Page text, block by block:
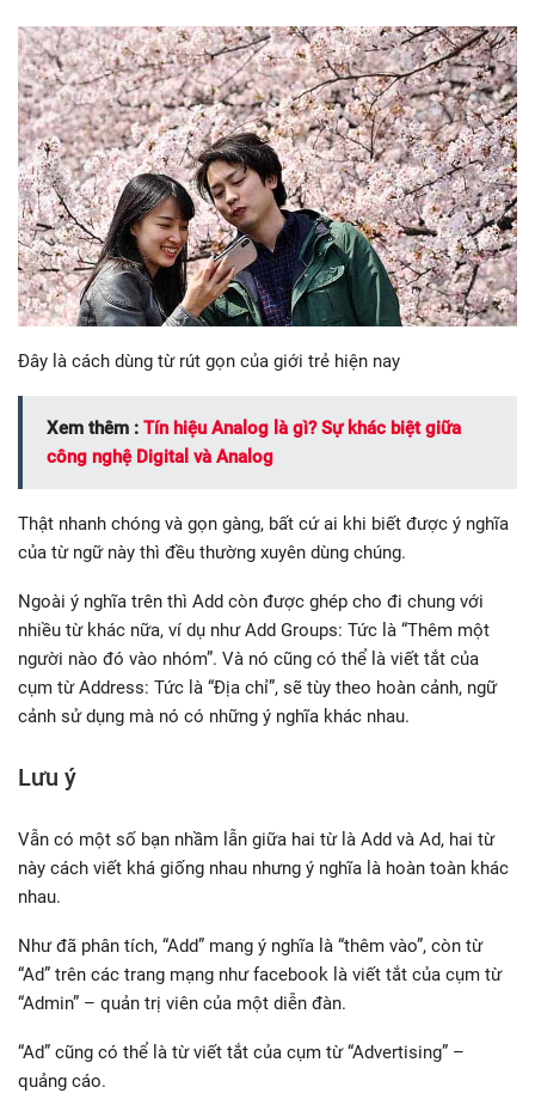
Đây là cách dùng từ rút gọn của giới trẻ hiện nay
Xem thêm : Tín hiệu Analog là gì? Sự khác biệt giữa
công nghệ Digital và Analog
Thật nhanh chóng và gọn gàng, bất cứ ai khi biết được ý nghĩa
của từ ngữ này thì đều thường xuyên dùng chúng.
Ngoài ý nghĩa trên thì Add còn được ghép cho đi chung với
nhiều từ khác nữa, ví dụ như Add Groups: Tức là “Thêm một
người nào đó vào nhóm”. Và nó cũng có thể là viết tắt của
cụm từ Address: Tức là “Địa chỉ”, sẽ tùy theo hoàn cảnh, ngữ
cảnh sử dụng mà nó có những ý nghĩa khác nhau.
Lưu ý
Vẫn có một số bạn nhầm lẫn giữa hai từ là Add và Ad, hai từ
này cách viết khá giống nhau nhưng ý nghĩa là hoàn toàn khác
nhau.
Như đã phân tích, “Add” mang ý nghĩa là “thêm vào”, còn từ
“Ad” trên các trang mạng như facebook là viết tắt của cụm từ
“Admin” – quản trị viên của một diễn đàn.
“Ad” cũng có thể là từ viết tắt của cụm từ “Advertising” –
quảng cáo.